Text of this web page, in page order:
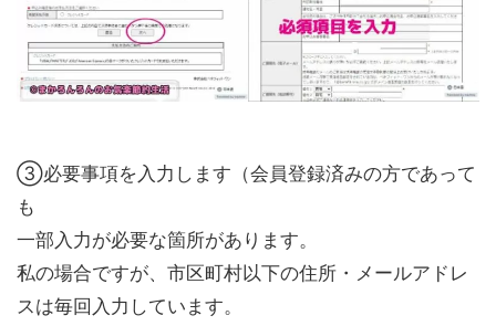
③必要事項を入力します（会員登録済みの方であって
も
一部入力が必要な箇所があります。
私の場合ですが、市区町村以下の住所・メールアドレ
スは毎回入力しています。